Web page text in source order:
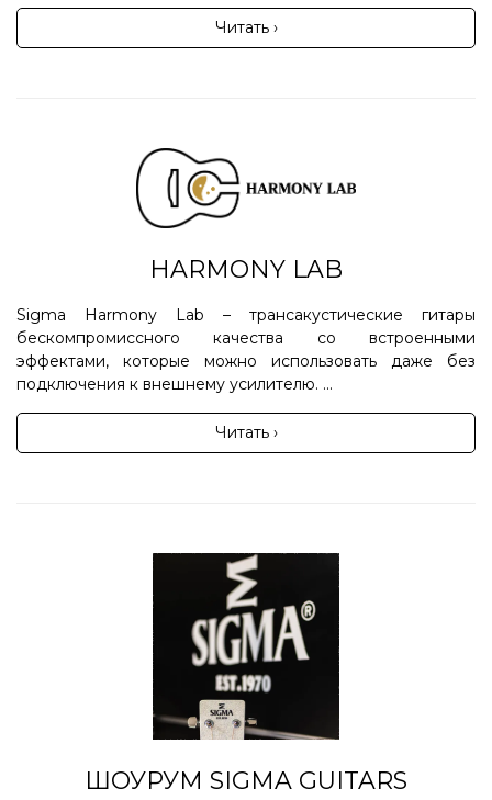
Читать ›
HARMONY LAB
Sigma Harmony Lab – трансакустические гитары
бескомпромиссного качества со встроенными
эффектами, которые можно использовать даже без
подключения к внешнему усилителю. ...
Читать ›
ШОУРУМ SIGMA GUITARS